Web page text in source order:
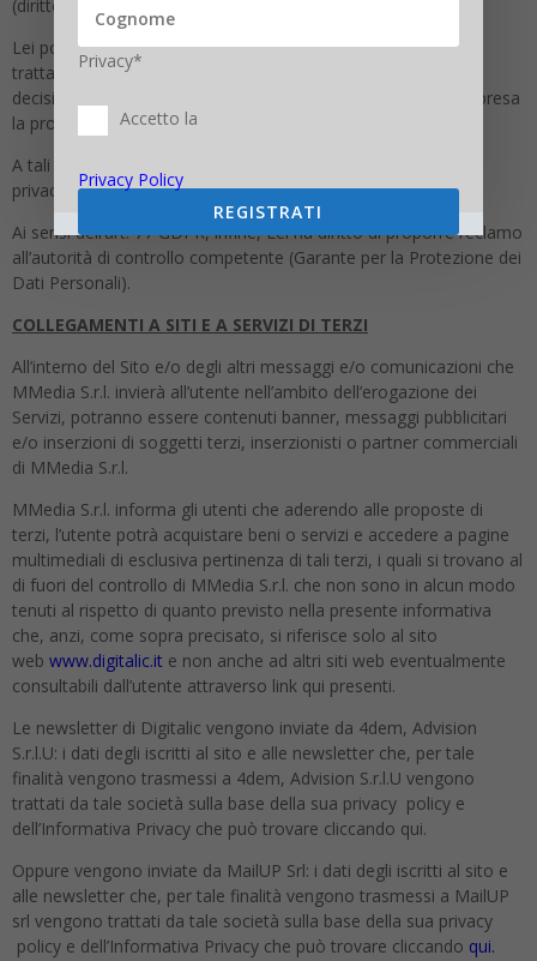
(diritto alla portabilità).
Lei potrà inoltre opporsi al trattamento anche nel caso di
trattamento per finalità di marketing diretto e a un processo
decisionale automatizzato relativo alle persone fisiche, compresa
la profilazione.
A tali fini, le richieste andranno rivolte via e-mail all’indirizzo
privacy@mmedia.info.
Ai sensi dell’art. 77 GDPR, infine, Lei ha diritto di proporre reclamo
all’autorità di controllo competente (Garante per la Protezione dei
Dati Personali).
COLLEGAMENTI A SITI E A SERVIZI DI TERZI
All’interno del Sito e/o degli altri messaggi e/o comunicazioni che
MMedia S.r.l. invierà all’utente nell’ambito dell’erogazione dei
Servizi, potranno essere contenuti banner, messaggi pubblicitari
e/o inserzioni di soggetti terzi, inserzionisti o partner commerciali
di MMedia S.r.l.
MMedia S.r.l. informa gli utenti che aderendo alle proposte di
terzi, l’utente potrà acquistare beni o servizi e accedere a pagine
multimediali di esclusiva pertinenza di tali terzi, i quali si trovano al
di fuori del controllo di MMedia S.r.l. che non sono in alcun modo
tenuti al rispetto di quanto previsto nella presente informativa
che, anzi, come sopra precisato, si riferisce solo al sito
web www.digitalic.it e non anche ad altri siti web eventualmente
consultabili dall’utente attraverso link qui presenti.
Le newsletter di Digitalic vengono inviate da 4dem, Advision
S.r.l.U: i dati degli iscritti al sito e alle newsletter che, per tale
finalità vengono trasmessi a 4dem, Advision S.r.l.U vengono
trattati da tale società sulla base della sua privacy policy e
dell’Informativa Privacy che può trovare cliccando qui.
Oppure vengono inviate da MailUP Srl: i dati degli iscritti al sito e
alle newsletter che, per tale finalità vengono trasmessi a MailUP
srl vengono trattati da tale società sulla base della sua privacy
policy e dell’Informativa Privacy che può trovare cliccando qui.
Privacy*
Accetto la
Privacy Policy
REGISTRATI